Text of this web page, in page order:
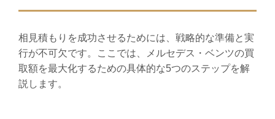
相見積もりを成功させるためには、戦略的な準備と実
行が不可欠です。ここでは、メルセデス・ベンツの買
取額を最大化するための具体的な5つのステップを解
説します。